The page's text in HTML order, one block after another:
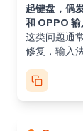
起键盘，偶
和 OPPO 输
这类问题通
修复，输入